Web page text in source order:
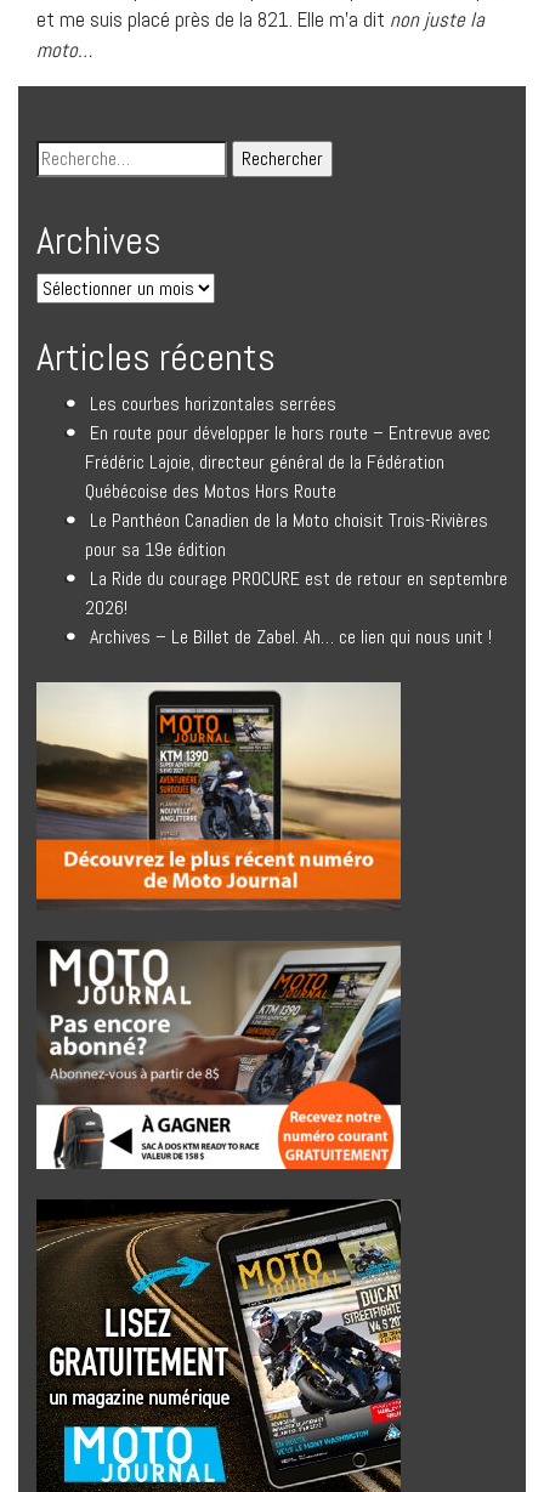
et me suis placé près de la 821. Elle m’a dit non juste la
moto…
Archives
Articles récents
Les courbes horizontales serrées
En route pour développer le hors route – Entrevue avec
Frédéric Lajoie, directeur général de la Fédération
Québécoise des Motos Hors Route
Le Panthéon Canadien de la Moto choisit Trois-Rivières
pour sa 19e édition
La Ride du courage PROCURE est de retour en septembre
2026!
Archives – Le Billet de Zabel. Ah… ce lien qui nous unit !